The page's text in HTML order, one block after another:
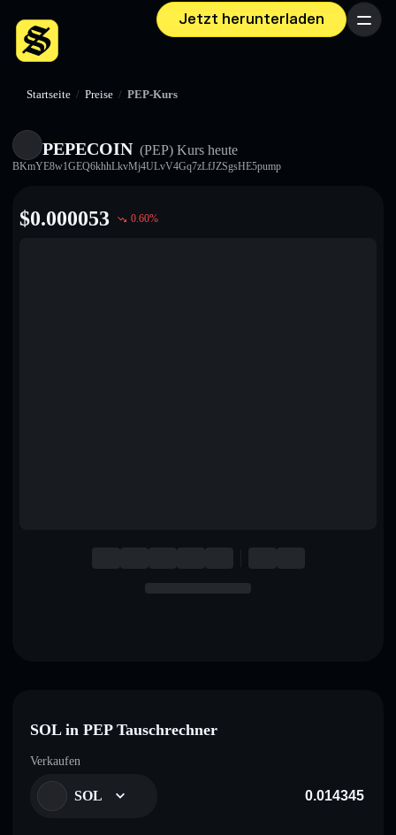
Jetzt herunterladen Menü
Startseite / Preise / PEP-Kurs
PEPECOIN (PEP) Kurs heute
BKmYE8w1GEQ6khhLkvMj4ULvV4Gq7zLfJZSgsHE5pump
$0.000053 0.60%
SOL in PEP Tauschrechner
Verkaufen
SOL